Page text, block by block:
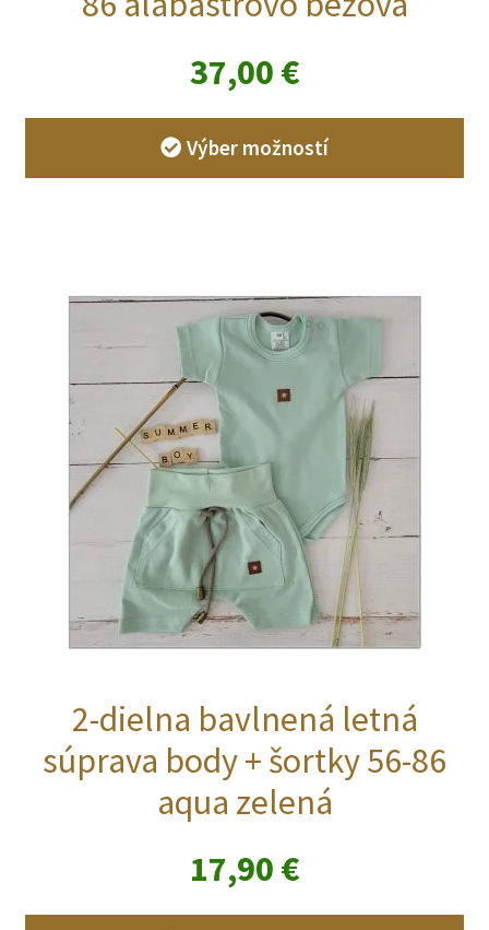
37,00 €
Výber možností
2-dielna bavlnená letná
súprava body + šortky 56-86
aqua zelená
17,90 €